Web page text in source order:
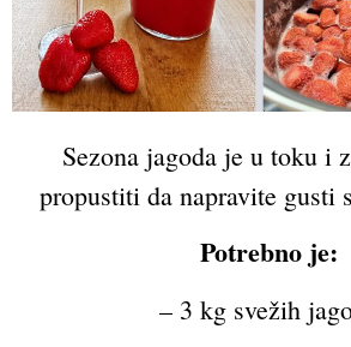
Sezona jagoda je u toku i
propustiti da napravite gusti
Potrebno je:
– 3 kg svežih